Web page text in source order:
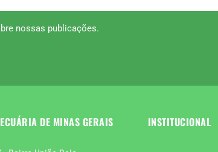
nossas publicações.
DE MINAS GERAIS INSTITUCIONAL